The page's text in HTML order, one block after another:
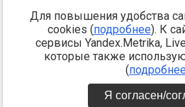
Благотворительный пансионат Ак
Арестантское уголовное единство,
Дафа, Иртыш Ultras, Русский
Сибирский державный союз, Фонд борьбы
граждан, Штабы Навального, Совет
Краснодара
https://minjust.gov.ru/ru/
Для повышения удобства
cookies (подробнее). К
сервисы Yandex.Metrika,
которые также
(
Я согласен/